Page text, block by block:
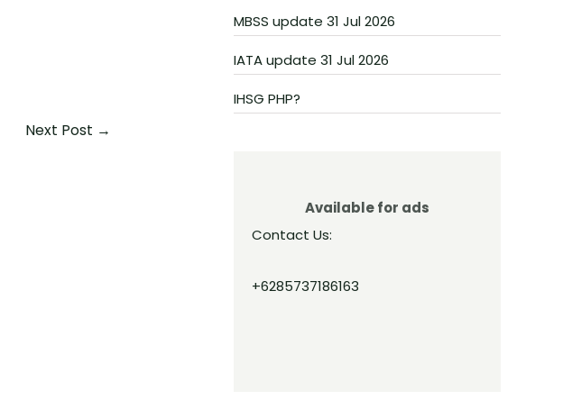
Next Post →
MBSS update 31 Jul 2026
IATA update 31 Jul 2026
IHSG PHP?
Available for ads
Contact Us:
+6285737186163